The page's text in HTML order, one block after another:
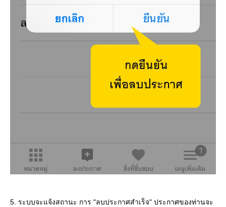
5. ระบบจะแจ้งสถานะ การ "ลบประกาศสำเร็จ" ประกาศของท่านจะ